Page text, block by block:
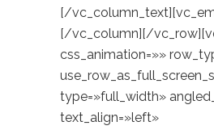
[/
[/vc_column][/
css_animation=»»
type=»full_width»
text_align=»left»